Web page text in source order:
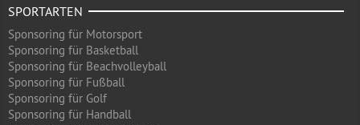
SPORTARTEN
Sponsoring für Motorsport
Sponsoring für Basketball
Sponsoring für Beachvolleyball
Sponsoring für Fußball
Sponsoring für Golf
Sponsoring für Handball